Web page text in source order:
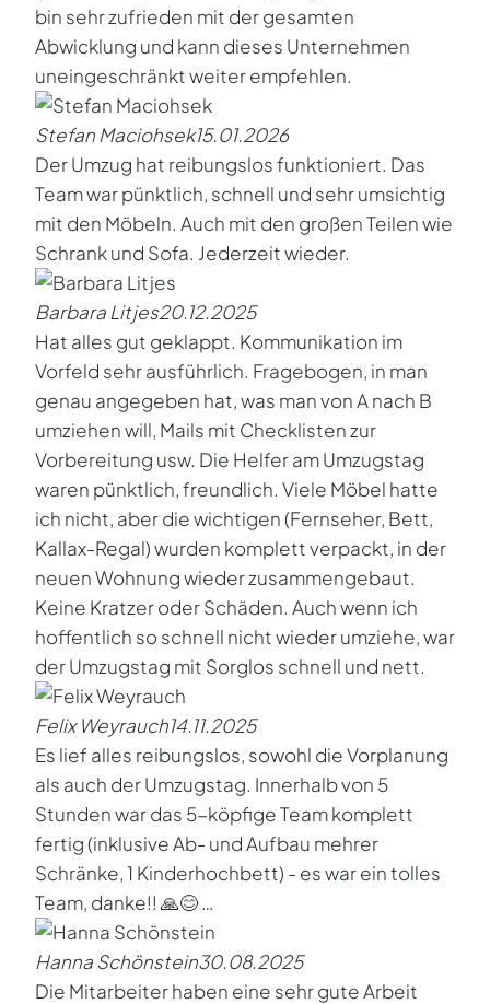
bin sehr zufrieden mit der gesamten
Abwicklung und kann dieses Unternehmen
uneingeschränkt weiter empfehlen.
Stefan Maciohsek15.01.2026
Der Umzug hat reibungslos funktioniert. Das
Team war pünktlich, schnell und sehr umsichtig
mit den Möbeln. Auch mit den großen Teilen wie
Schrank und Sofa. Jederzeit wieder.
Barbara Litjes20.12.2025
Hat alles gut geklappt. Kommunikation im
Vorfeld sehr ausführlich. Fragebogen, in man
genau angegeben hat, was man von A nach B
umziehen will, Mails mit Checklisten zur
Vorbereitung usw. Die Helfer am Umzugstag
waren pünktlich, freundlich. Viele Möbel hatte
ich nicht, aber die wichtigen (Fernseher, Bett,
Kallax-Regal) wurden komplett verpackt, in der
neuen Wohnung wieder zusammengebaut.
Keine Kratzer oder Schäden. Auch wenn ich
hoffentlich so schnell nicht wieder umziehe, war
der Umzugstag mit Sorglos schnell und nett.
Felix Weyrauch14.11.2025
Es lief alles reibungslos, sowohl die Vorplanung
als auch der Umzugstag. Innerhalb von 5
Stunden war das 5-köpfige Team komplett
fertig (inklusive Ab- und Aufbau mehrer
Schränke, 1 Kinderhochbett) - es war ein tolles
Team, danke!! 🙏😊 …
Hanna Schönstein30.08.2025
Die Mitarbeiter haben eine sehr gute Arbeit